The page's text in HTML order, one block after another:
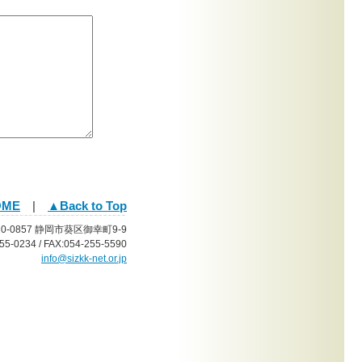
▲Back to Top
0857 静岡市葵区御幸町9-9
0234 / FAX:054-255-5590
info@sizkk-net.or.jp